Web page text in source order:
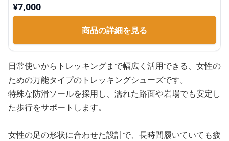
¥7,000
商品の詳細を見る
日常使いからトレッキングまで幅広く活用できる、女性の
ための万能タイプのトレッキングシューズです。
特殊な防滑ソールを採用し、濡れた路面や岩場でも安定し
た歩行をサポートします。
女性の足の形状に合わせた設計で、長時間履いていても疲